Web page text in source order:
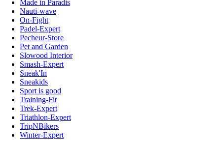
Made in Paradis
Nauti-wave
On-Fight
Padel-Expert
Pecheur-Store
Pet and Garden
Slowood Interior
Smash-Expert
Sneak'In
Sneakids
Sport is good
Training-Fit
Trek-Expert
Triathlon-Expert
TripNBikers
Winter-Expert